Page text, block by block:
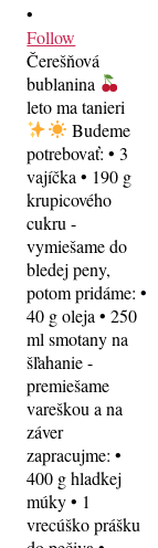
•
Follow
Čerešňová
bublanina
leto ma tanieri
Budeme
potrebovať: • 3
vajíčka • 190 g
krupicového
cukru -
vymiešame do
bledej peny,
potom pridáme: •
40 g oleja • 250
ml smotany na
šľahanie -
premiešame
vareškou a na
záver
zapracujme: •
400 g hladkej
múky • 1
vrecúško prášku